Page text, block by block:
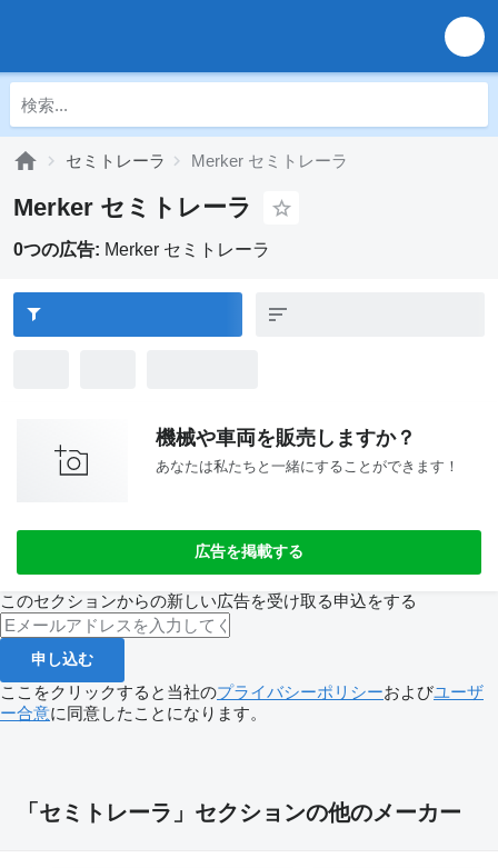
セミトレーラ Merker セミトレーラ
Merker セミトレーラ
0つの広告: Merker セミトレーラ
機械や車両を販売しますか？
あなたは私たちと一緒にすることができます！
広告を掲載する
このセクションからの新しい広告を受け取る申込をする
申し込む
ここをクリックすると当社のプライバシーポリシーおよびユーザ
ー合意に同意したことになります。
「セミトレーラ」セクションの他のメーカー